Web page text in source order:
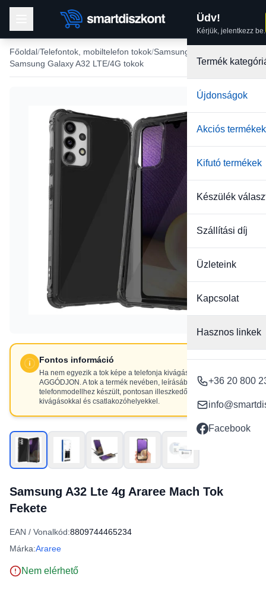
Üdv!
Kérjük, jelentkezz be.
Termék
Újdonságok
Akciós termékek
Kifutó termékek
Készülék
Szállítási díj
Üzleteink
Kapcsolat
Hasznos linkek
+36 20 800
Facebook
Főoldal Telefontok, mobiltelefon tokok Samsung tokok
Samsung Galaxy A32 LTE/4G tokok
Fontos információ
Ha nem egyezik a tok képe a telefonja kivágásaival, NE
AGGÓDJON. A tok a termék nevében, leírásában szereplő
telefonmodellhez készült, pontosan illeszkedő
kivágásokkal és csatlakozóhelyekkel.
Samsung A32 Lte 4g Araree Mach Tok
Fekete
EAN / Vonalkód:8809744465234
Márka:Araree
Nem elérhető